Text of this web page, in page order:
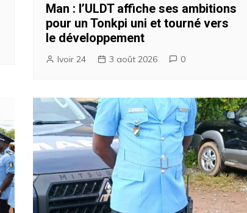
Man : l’ULDT affiche ses ambitions
pour un Tonkpi uni et tourné vers
le développement
Ivoir 24 3 août 2026 0